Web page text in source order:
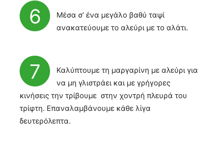
6
Μέσα σ’ ένα μεγάλο βαθύ ταψί
ανακατεύουμε το αλεύρι με το αλάτι.
7
Καλύπτουμε τη μαργαρίνη με αλεύρι για
να μη γλιστράει και με γρήγορες
κινήσεις την τρίβουμε στην χοντρή πλευρά του
τρίφτη. Επαναλαμβάνουμε κάθε λίγα
δευτερόλεπτα.